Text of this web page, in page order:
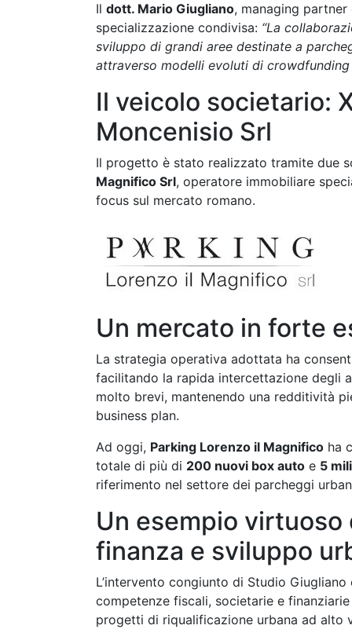
Il dott. Mario Giugliano, managing
specializzazione condivisa: “La
sviluppo di grandi aree destinate a
attraverso modelli evoluti di crowdfunding
Il veicolo societario:
Moncenisio Srl
Il progetto è stato realizzato tramite due
Magnifico Srl, operatore immobiliare
focus sul mercato romano.
Un mercato in forte
La strategia operativa adottata ha
facilitando la rapida intercettazione degli
molto brevi, mantenendo una redditività
business plan.
Ad oggi, Parking Lorenzo il Magnifico ha
totale di più di 200 nuovi box auto e 5
riferimento nel settore dei parcheggi
Un esempio
finanza e sviluppo
L’intervento congiunto di Studio
competenze fiscali, societarie e
progetti di riqualificazione urbana ad alto